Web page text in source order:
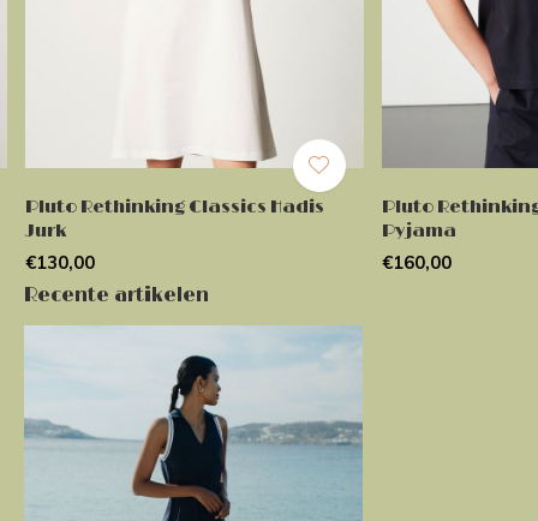
Pluto Rethinking Classics Hadis
Jurk
€130,00
Pluto
Pyjama
€160,00
Recente artikelen